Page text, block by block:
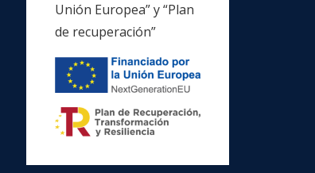
Unión Europea” y “Plan
de recuperación”